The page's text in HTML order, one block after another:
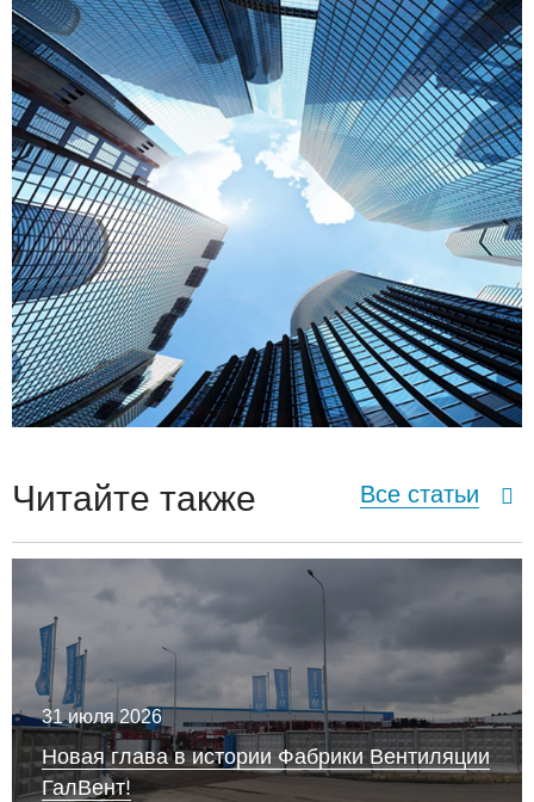
Читайте также Все статьи
31 июля 2026
Новая глава в истории Фабрики Вентиляции
ГалВент!